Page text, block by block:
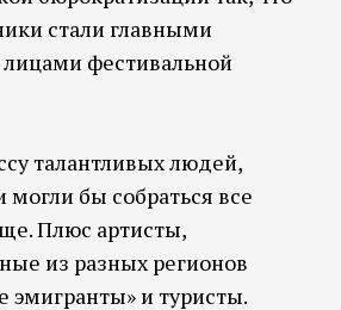
стали главными
фестивальной
талантливых людей,
бы собраться все
Плюс артисты,
из разных регионов
эмигранты» и туристы.